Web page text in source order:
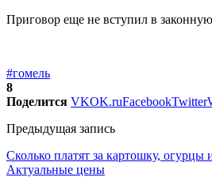
Приговор еще не вступил в
#гомель
8
Поделится VKOK.ruFacebookTwitter
Предыдущая запись
Сколько платят за картошку, огурцы
Актуальные цены